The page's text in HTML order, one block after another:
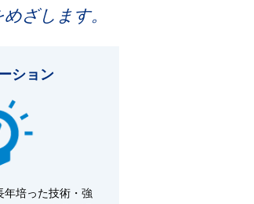
ざします。
ション
年培った技術・強